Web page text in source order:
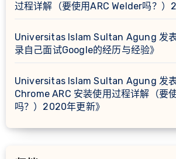
过程详解（要使用ARC Welder吗？）
Universitas Islam Sultan Agung 发
录自己面试Google的经历与经验》
Universitas Islam Sultan Agung 发
Chrome ARC 安装使用过程详解（要
吗？）2020年更新》